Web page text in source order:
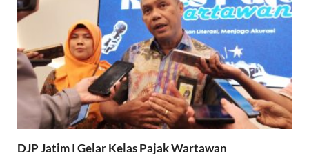
DJP Jatim I Gelar Kelas Pajak Wartawan